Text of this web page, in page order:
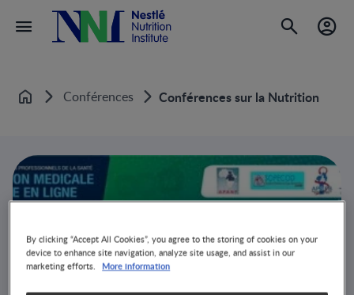
Accueil Conférences Conférences sur la Nutrition
By clicking “Accept All Cookies”, you agree to the storing of cookies on your
device to enhance site navigation, analyze site usage, and assist in our
marketing efforts.
More information